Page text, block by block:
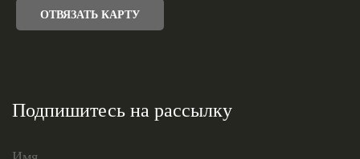
ОТВЯЗАТЬ КАРТУ
Подпишитесь на рассылку